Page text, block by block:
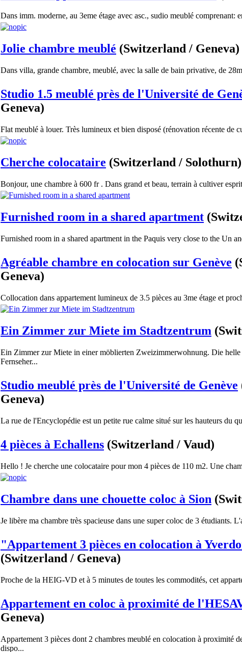
Dans imm. moderne, au 3eme étage avec asc., sudio meublé comprenant:
Jolie chambre meublé (Switzerland / Geneva)
Dans villa, grande chambre, meublé, avec la salle de bain privative, de
Studio 1.5 meublé près de l'Université de
Geneva)
Flat meublé à louer. Très lumineux et bien disposé (rénovation récente de
Cherche colocataire (Switzerland / Solothurn)
Bonjour, une chambre à 600 fr . Dans grand et beau, terrain à cultiver
Furnished room in a shared apartment
Furnished room in a shared apartment in the Paquis very close to the Un
Agréable chambre en colocation sur Genève
Geneva)
Collocation dans appartement lumineux de 3.5 pièces au 3me étage et
Ein Zimmer zur Miete im Stadtzentrum
Ein Zimmer zur Miete in einer möblierten Zweizimmerwohnung. Die
Fernseher...
Studio meublé près de l'Université de Genève
Geneva)
La rue de l'Encyclopédie est un petite rue calme situé sur les hauteurs du
4 pièces à Echallens (Switzerland / Vaud)
Hello ! Je cherche une colocataire pour mon 4 pièces de 110 m2. Une
Chambre dans une chouette coloc à Sion
Je libère ma chambre très spacieuse dans une super coloc de 3 étudiants.
"Appartement 3 pièces en colocation à
(Switzerland / Geneva)
Proche de la HEIG-VD et à 5 minutes de toutes les commodités, cet
Appartement en coloc à proximité de
Geneva)
Appartement 3 pièces dont 2 chambres meublé en colocation à proximité
dispo...